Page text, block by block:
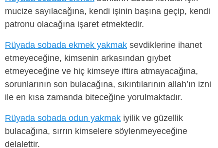
mucize sayılacağına, kendi işinin başına geçip, kendi
patronu olacağına işaret etmektedir.
Rüyada sobada ekmek yakmak sevdiklerine ihanet
etmeyeceğine, kimsenin arkasından gıybet
etmeyeceğine ve hiç kimseye iftira atmayacağına,
sorunlarının son bulacağına, sıkıntılarının allah’ın izni
ile en kısa zamanda biteceğine yorulmaktadır.
Rüyada sobada odun yakmak iyilik ve güzellik
bulacağına, sırrın kimselere söylenmeyeceğine
delalettir.